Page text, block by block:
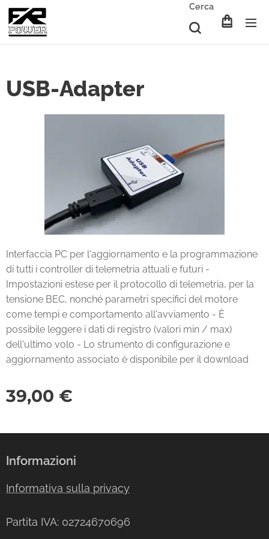
Cerca
USB-Adapter
Interfaccia PC per l'aggiornamento e la programmazione
di tutti i controller di telemetria attuali e futuri -
Impostazioni estese per il protocollo di telemetria, per la
tensione BEC, nonché parametri specifici del motore
come tempi e comportamento all'avviamento - È
possibile leggere i dati di registro (valori min / max)
dell'ultimo volo - Lo strumento di configurazione e
aggiornamento associato è disponibile per il download
39,00 €
Informazioni
Informativa sulla privacy
Partita IVA: 02724670696